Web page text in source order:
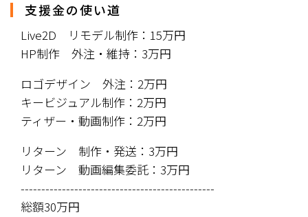
支援金の使い道
Live2D　リモデル制作：15万円
HP制作　外注・維持：3万円
ロゴデザイン　外注：2万円
キービジュアル制作：2万円
ティザー・動画制作：2万円
リターン　制作・発送：3万円
リターン　動画編集委託：3万円
-----------------------------------------------
総額30万円